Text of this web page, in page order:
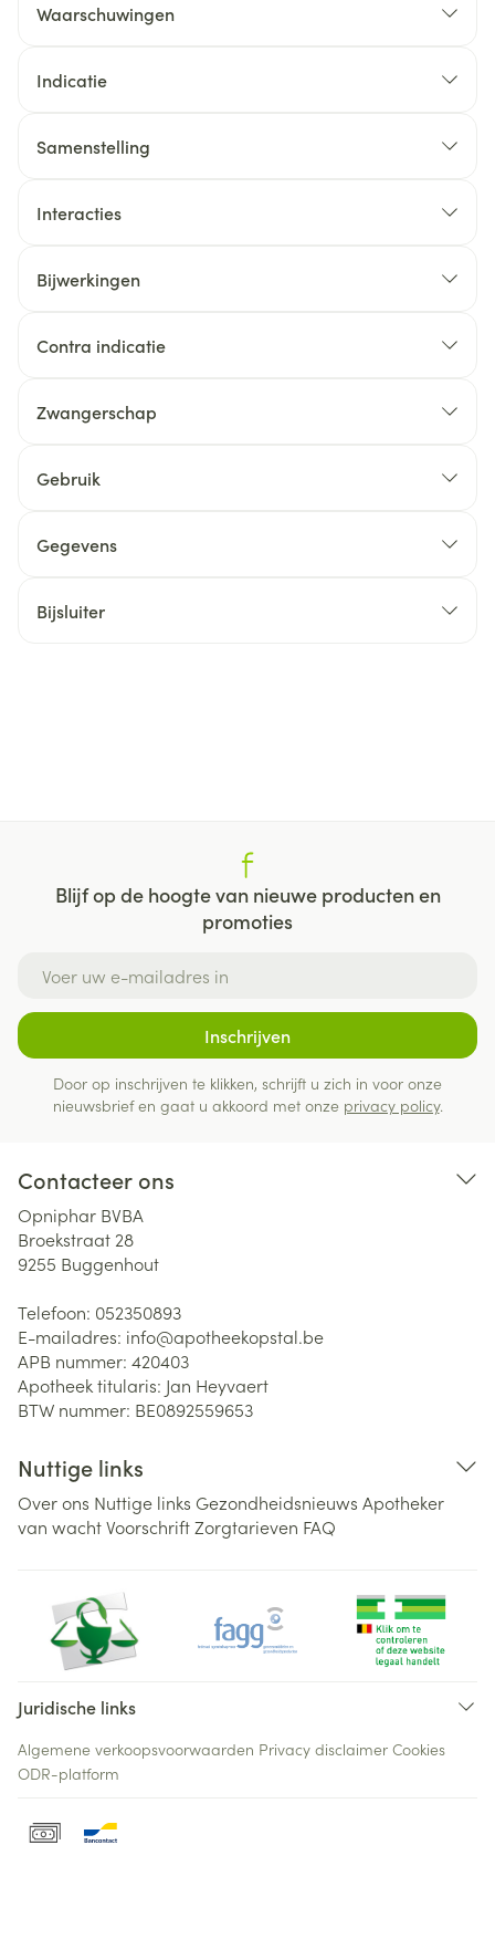
Waarschuwingen
Indicatie
Samenstelling
Interacties
Bijwerkingen
Contra indicatie
Zwangerschap
Gebruik
Gegevens
Bijsluiter
Blijf op de hoogte van nieuwe producten en
promoties
Inschrijven
Door op inschrijven te klikken, schrijft u zich in voor onze
nieuwsbrief en gaat u akkoord met onze privacy policy.
Contacteer ons
Opniphar BVBA
Broekstraat 28
9255 Buggenhout
Telefoon: 052350893
E-mailadres: info@apotheekopstal.be
APB nummer: 420403
Apotheek titularis: Jan Heyvaert
BTW nummer: BE0892559653
Nuttige links
Over ons Nuttige links Gezondheidsnieuws Apotheker
van wachtVoorschriftZorgtarieven FAQ
Juridische links
Algemene verkoopsvoorwaarden Privacy disclaimer Cookies
ODR-platform